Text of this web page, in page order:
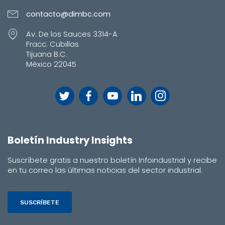
contacto@dimbc.com
Av. De los Sauces 3314-A
Fracc. Cubillas
Tijuana B.C.
México 22045
Boletín Industry Insights
Suscríbete gratis a nuestro boletín Infoindustrial y recibe
en tu correo las últimas noticias del sector industrial.
SUSCRÍBETE